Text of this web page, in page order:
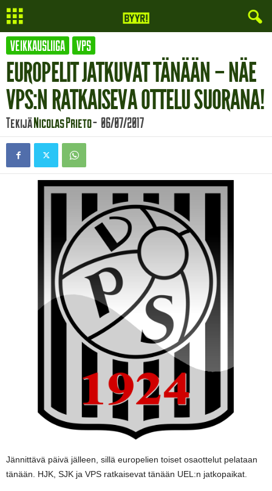
VEIKKAUSLIIGA VPS
EUROPELIT JATKUVAT TÄNÄÄN – NÄE
VPS:N RATKAISEVA OTTELU SUORANA!
TekijäNicolas Prieto- 06/07/2017
Jännittävä päivä jälleen, sillä europelien toiset osaottelut pelataan
tänään. HJK, SJK ja VPS ratkaisevat tänään UEL:n jatkopaikat.